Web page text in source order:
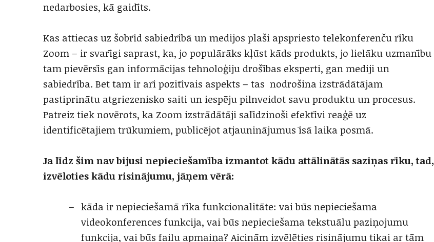
nedarbosies, kā gaidīts.
Kas attiecas uz šobrīd sabiedrībā un medijos plaši apspriesto telekonferenču rīku
Zoom – ir svarīgi saprast, ka, jo populārāks kļūst kāds produkts, jo lielāku uzmanību
tam pievērsīs gan informācijas tehnoloģiju drošības eksperti, gan mediji un
sabiedrība. Bet tam ir arī pozitīvais aspekts – tas nodrošina izstrādātājam
pastiprinātu atgriezenisko saiti un iespēju pilnveidot savu produktu un procesus.
Patreiz tiek novērots, ka Zoom izstrādātāji salīdzinoši efektīvi reaģē uz
identificētajiem trūkumiem, publicējot atjauninājumus īsā laika posmā.
Ja līdz šim nav bijusi nepieciešamība izmantot kādu attālinātās saziņas rīku, tad,
izvēloties kādu risinājumu, jāņem vērā:
kāda ir nepieciešamā rīka funkcionalitāte: vai būs nepieciešama
videokonferences funkcija, vai būs nepieciešama tekstuālu paziņojumu
funkcija, vai būs failu apmaiņa? Aicinām izvēlēties risinājumu tikai ar tām